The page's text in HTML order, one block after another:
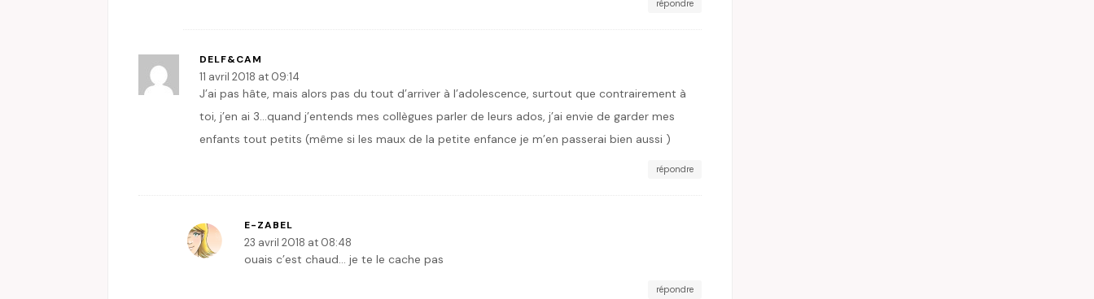
répondre
DELF&CAM
11 avril 2018 at 09:14
J’ai pas hâte, mais alors pas du tout d’arriver à l’adolescence, surtout que contrairement à
toi, j’en ai 3…quand j’entends mes collègues parler de leurs ados, j’ai envie de garder mes
enfants tout petits (même si les maux de la petite enfance je m’en passerai bien aussi )
répondre
E-ZABEL
23 avril 2018 at 08:48
ouais c’est chaud… je te le cache pas
répondre